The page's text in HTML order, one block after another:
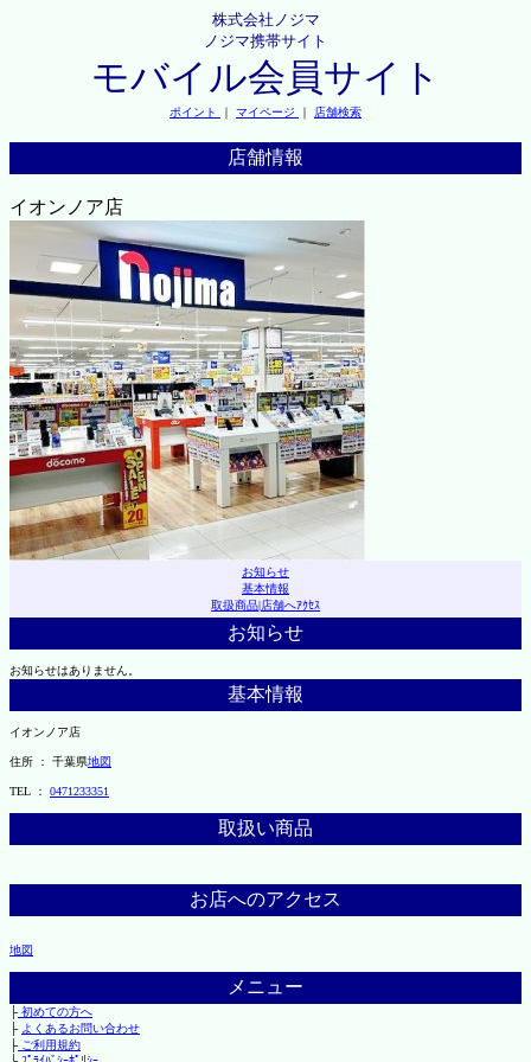
株式会社ノジマ
ノジマ携帯サイト
モバイル会員サイト
ポイント ｜ マイページ ｜ 店舗検索
店舗情報
イオンノア店
お知らせ
基本情報
取扱商品|店舗へｱｸｾｽ
お知らせ
お知らせはありません。
基本情報
イオンノア店
住所 ： 千葉県地図
TEL ： 0471233351
取扱い商品
お店へのアクセス
地図
メニュー
├初めての方へ
├ よくあるお問い合わせ
├ご利用規約